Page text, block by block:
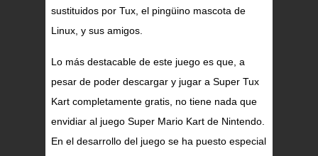
sustituidos por Tux, el pingüino mascota de
Linux, y sus amigos.
Lo más destacable de este juego es que, a
pesar de poder descargar y jugar a Super Tux
Kart completamente gratis, no tiene nada que
envidiar al juego Super Mario Kart de Nintendo.
En el desarrollo del juego se ha puesto especial